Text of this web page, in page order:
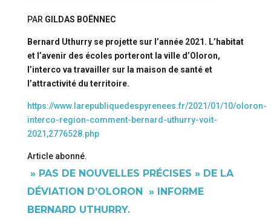
PAR GILDAS BOËNNEC
Bernard Uthurry se projette sur l’année 2021. L’habitat
et l’avenir des écoles porteront la ville d’Oloron,
l’interco va travailler sur la maison de santé et
l’attractivité du territoire.
https://www.larepubliquedespyrenees.fr/2021/01/10/oloron-
interco-region-comment-bernard-uthurry-voit-
2021,2776528.php
Article abonné.
» PAS DE NOUVELLES PRÉCISES » DE LA
DÉVIATION D’OLORON » INFORME
BERNARD UTHURRY.